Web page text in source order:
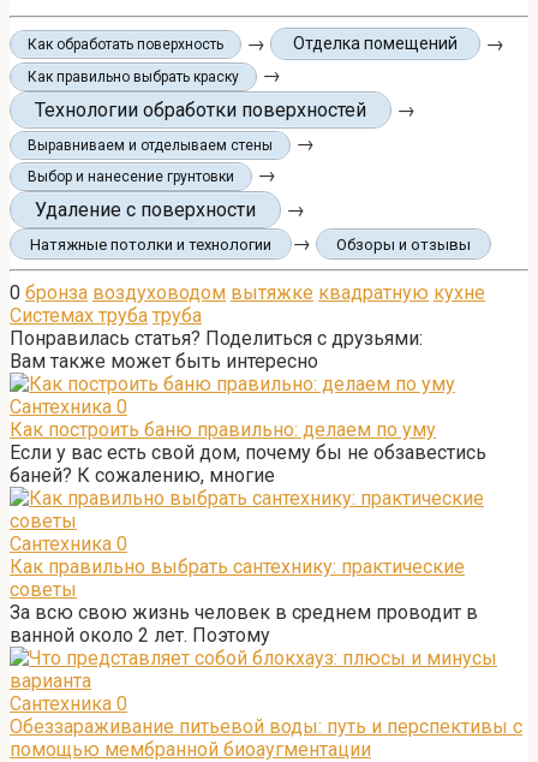
Как обработать поверхность → Отделка помещений →
Как правильно выбрать краску
→
Технологии обработки поверхностей
→
Выравниваем и отделываем стены →
Выбор и нанесение грунтовки
→
Удаление с поверхности
→
Натяжные потолки и технологии → Обзоры и отзывы
0 бронза воздуховодом вытяжке квадратную кухне
Системах труба труба
Понравилась статья? Поделиться с друзьями:
Вам также может быть интересно
Сантехника 0
Как построить баню правильно: делаем по уму
Если у вас есть свой дом, почему бы не обзавестись
баней? К сожалению, многие
Сантехника 0
Как правильно выбрать сантехнику: практические
советы
За всю свою жизнь человек в среднем проводит в
ванной около 2 лет. Поэтому
Сантехника 0
Обеззараживание питьевой воды: путь и перспективы с
помощью мембранной биоаугментации